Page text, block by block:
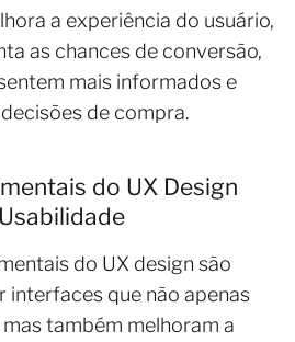
a experiência do usuário,
as chances de conversão,
mais informados e
de compra.
do UX Design
do UX design são
interfaces que não apenas
também melhoram a